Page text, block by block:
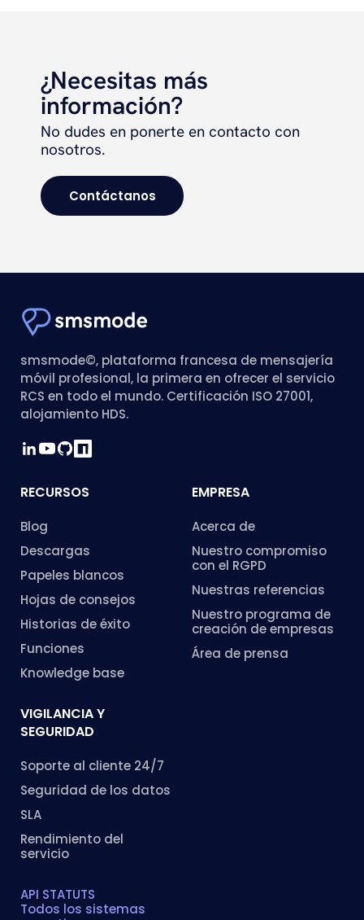
¿Necesitas más
información?
No dudes en ponerte en contacto con
nosotros.
Contáctanos
smsmode©, plataforma francesa de mensajería
móvil profesional, la primera en ofrecer el servicio
RCS en todo el mundo. Certificación ISO 27001,
alojamiento HDS.
RECURSOS
Blog
Descargas
Papeles blancos
Hojas de consejos
Historias de éxito
Funciones
Knowledge base
EMPRESA
Acerca de
Nuestro compromiso
con el RGPD
Nuestras referencias
Nuestro programa de
creación de empresas
Área de prensa
VIGILANCIA Y
SEGURIDAD
Soporte al cliente 24/7
Seguridad de los datos
SLA
Rendimiento del
servicio
API STATUTS
Todos los sistemas